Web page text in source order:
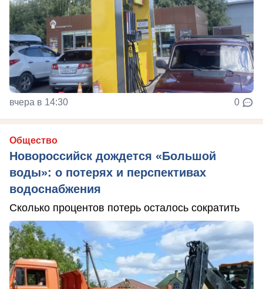
вчера в 14:30 0
Общество
Новороссийск дождется «Большой
воды»: о потерях и перспективах
водоснабжения
Сколько процентов потерь осталось сократить